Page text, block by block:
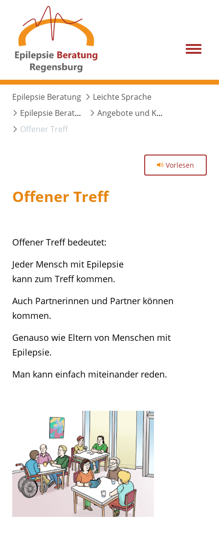
Menu
Epilepsie Beratung
Leichte Sprache
Epilepsie Beratung
Angebote und Kurse
Offener Treff
Vorlesen
Offener Treff
Offener Treff bedeutet:
Jeder Mensch mit Epilepsie
kann zum Treff kommen.
Auch Partnerinnen und Partner können
kommen.
Genauso wie Eltern von Menschen mit
Epilepsie.
Man kann einfach miteinander reden.